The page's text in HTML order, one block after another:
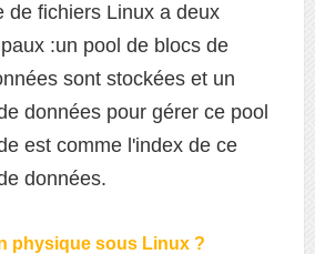
de fichiers Linux a deux
:un pool de blocs de
sont stockées et un
données pour gérer ce pool
est comme l'index de ce
données.
physique sous Linux ?